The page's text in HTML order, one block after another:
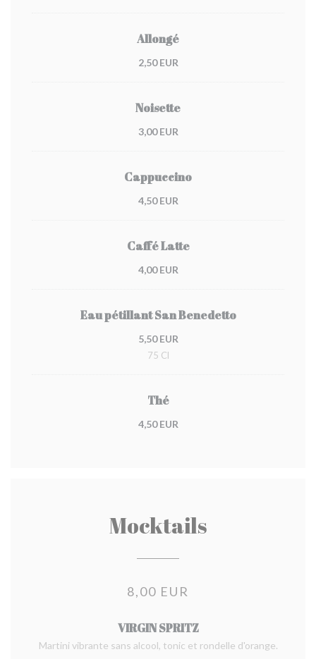
Allongé
2,50 EUR
Noisette
3,00 EUR
Cappuccino
4,50 EUR
Caffé Latte
4,00 EUR
Eau pétillant San Benedetto
5,50 EUR
75 Cl
Thé
4,50 EUR
Mocktails
8,00 EUR
VIRGIN SPRITZ
Martini vibrante sans alcool, tonic et rondelle d'orange.